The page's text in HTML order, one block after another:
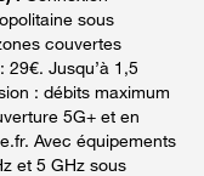
sous
couvertes
29€. Jusqu’à 1,5
: débits maximum
5G+ et en
Avec équipements
et 5 GHz sous